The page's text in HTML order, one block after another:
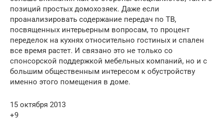
позиций простых домохозяек. Даже если
проанализировать содержание передач по ТВ,
посвященных интерьерным вопросам, то процент
переделок на кухнях относительно гостиных и спален
все время растет. И связано это не только со
спонсорской поддержкой мебельных компаний, но и с
большим общественным интересом к обустройству
именно этого помещения в доме.
15 октября 2013
+9